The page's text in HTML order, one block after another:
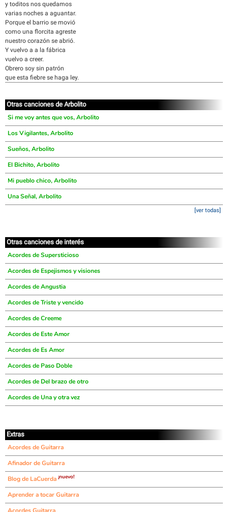
y toditos nos quedamos
varias noches a aguantar.
Porque el barrio se movió
como una florcita agreste
nuestro corazón se abrió.
Y vuelvo a a la fábrica
vuelvo a creer.
Obrero soy sin patrón
que esta fiebre se haga ley.
Otras canciones de Arbolito
Si me voy antes que vos, Arbolito
Los Vigilantes, Arbolito
Sueños, Arbolito
El Bichito, Arbolito
Mi pueblo chico, Arbolito
Una Señal, Arbolito
[ver todas]
Otras canciones de interés
Acordes de Supersticioso
Acordes de Espejismos y visiones
Acordes de Angustia
Acordes de Triste y vencido
Acordes de Creeme
Acordes de Este Amor
Acordes de Es Amor
Acordes de Paso Doble
Acordes de Del brazo de otro
Acordes de Una y otra vez
Extras
Acordes de Guitarra
Afinador de Guitarra
Blog de LaCuerda ¡nuevo!
Aprender a tocar Guitarra